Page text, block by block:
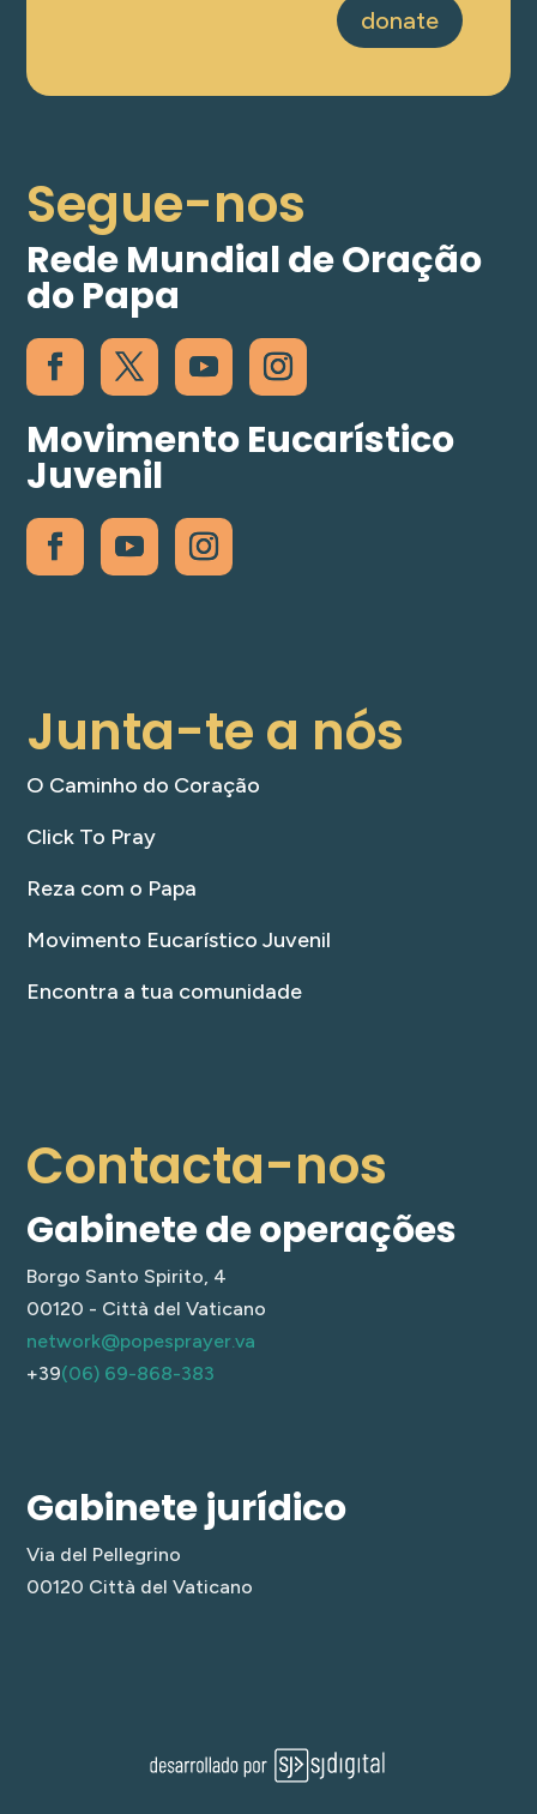
donate
Segue-nos
Rede Mundial de Oração
do Papa
Movimento Eucarístico
Juvenil
Junta-te a nós
O Caminho do Coração
Click To Pray
Reza com o Papa
Movimento Eucarístico Juvenil
Encontra a tua comunidade
Contacta-nos
Gabinete de operações
Borgo Santo Spirito, 4
00120 - Città del Vaticano
network@popesprayer.va
+39(06) 69-868-383
Gabinete jurídico
Via del Pellegrino
00120 Città del Vaticano